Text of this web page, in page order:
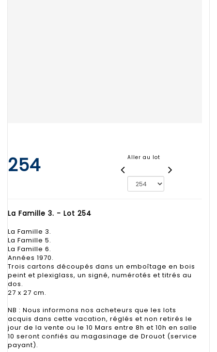
254 Aller au lot
La Famille 3. - Lot 254
La Famille 3.
La Famille 5.
La Famille 6.
Années 1970.
Trois cartons découpés dans un emboîtage en bois
peint et plexiglass, un signé, numérotés et titrés au
dos.
27 x 27 cm.
NB : Nous informons nos acheteurs que les lots
acquis dans cette vacation, réglés et non retirés le
jour de la vente ou le 10 Mars entre 8h et 10h en salle
10 seront confiés au magasinage de Drouot (service
payant).